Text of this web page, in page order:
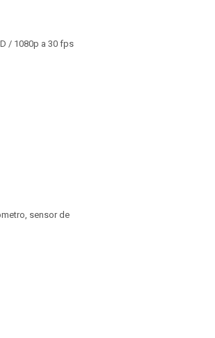
/ 1080p a 30 fps
sensor de